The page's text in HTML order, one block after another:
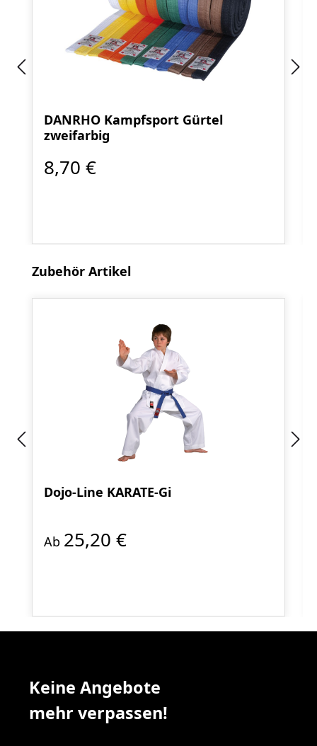
DANRHO Kampfsport Gürtel
zweifarbig
8,70 €
Produktgalerie überspringen
Zubehör Artikel
Dojo-Line KARATE-Gi
Ab 25,20 €
Keine Angebote
mehr verpassen!